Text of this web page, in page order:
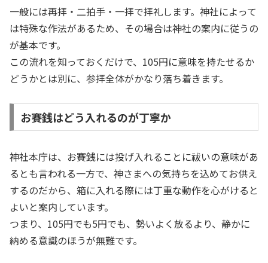
一般には再拝・二拍手・一拝で拝礼します。神社によって
は特殊な作法があるため、その場合は神社の案内に従うの
が基本です。
この流れを知っておくだけで、105円に意味を持たせるか
どうかとは別に、参拝全体がかなり落ち着きます。
お賽銭はどう入れるのが丁寧か
神社本庁は、お賽銭には投げ入れることに祓いの意味があ
るとも言われる一方で、神さまへの気持ちを込めてお供え
するのだから、箱に入れる際には丁重な動作を心がけると
よいと案内しています。
つまり、105円でも5円でも、勢いよく放るより、静かに
納める意識のほうが無難です。